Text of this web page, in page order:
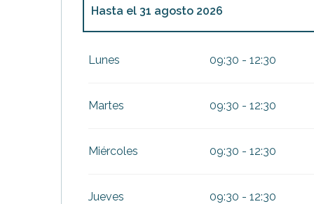
Hasta el 31 agosto 2026
Lunes 09:30 - 12:30
Martes 09:30 - 12:30
Miércoles 09:30 - 12:30
Jueves 09:30 - 12:30